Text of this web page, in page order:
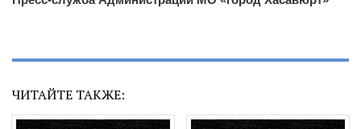
ЧИТАЙТЕ ТАКЖЕ: